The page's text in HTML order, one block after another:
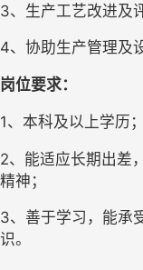
3、生产工艺改进及
4、协助生产管理及
岗位要求：
1、本科及以上学历；
2、能适应长期出差
精神；
3、善于学习，能承
识。